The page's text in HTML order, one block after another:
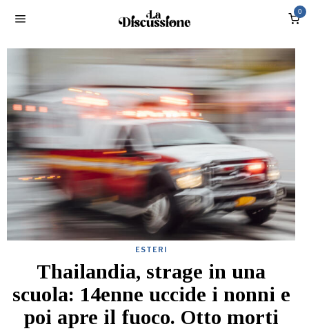
0
ESTERI
Thailandia, strage in una
scuola: 14enne uccide i nonni e
poi apre il fuoco. Otto morti